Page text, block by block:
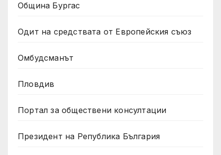
Община Бургас
Одит на средствата от Европейския съюз
Омбудсманът
Пловдив
Портал за обществени консултации
Президент на Република България